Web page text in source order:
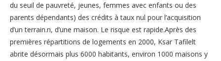
du seuil de pauvreté, jeunes, femmes avec enfants ou des
parents dépendants) des crédits à taux nul pour l’acquisition
d’un terrain.n, d’une maison. Le risque est rapide.Après des
premières répartitions de logements en 2000, Ksar Tafilelt
abrite désormais plus 6000 habitants, environ 1000 maisons y